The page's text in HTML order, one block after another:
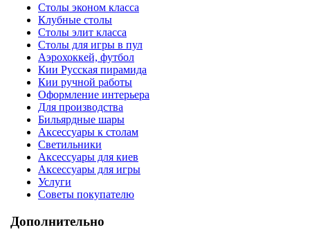
Столы эконом класса
Клубные столы
Столы элит класса
Столы для игры в пул
Аэрохоккей, футбол
Кии Русская пирамида
Кии ручной работы
Оформление интерьера
Для производства
Бильярдные шары
Аксессуары к столам
Светильники
Аксессуары для киев
Аксессуары для игры
Услуги
Советы покупателю
Дополнительно